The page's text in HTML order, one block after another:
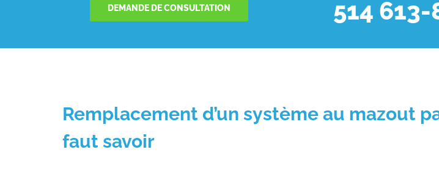
DEMANDE DE CONSULTATION 514 613-
Remplacement d’un système au mazout
faut savoir